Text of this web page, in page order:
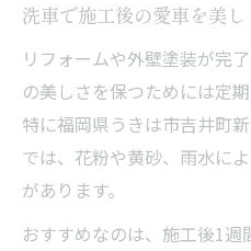
洗車で施工後の愛車を美
リフォームや外壁塗装が完
の美しさを保つためには定
特に福岡県うきは市吉井町
では、花粉や黄砂、雨水に
があります。
おすすめなのは、施工後1